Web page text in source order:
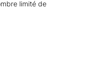
limité de